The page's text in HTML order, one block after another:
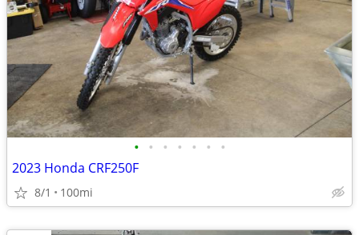
• • • • • • •
2023 Honda CRF250F
8/1 100mi